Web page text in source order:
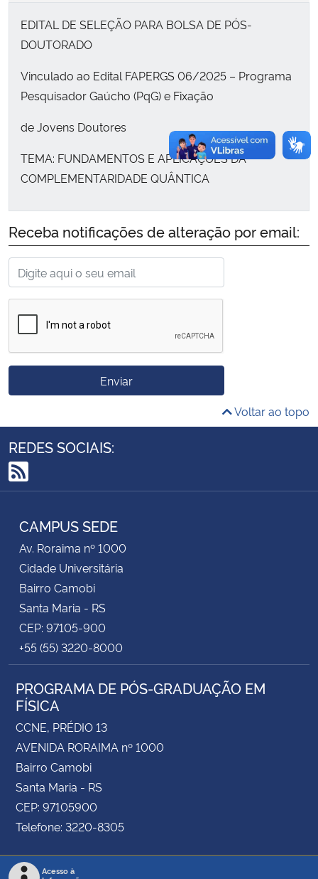
Gabinete de Segurança Institucional
Banco Central do Brasil
EDITAL DE SELEÇÃO PARA BOLSA DE PÓS-
DOUTORADO
Vinculado ao Edital FAPERGS 06/2025 – Programa
Pesquisador Gaúcho (PqG) e Fixação
de Jovens Doutores
TEMA: FUNDAMENTOS E APLICAÇÕES DA
COMPLEMENTARIDADE QUÂNTICA
Receba notificações de alteração por email:
Enviar
Voltar ao topo
REDES SOCIAIS:
RSS
CAMPUS SEDE
Av. Roraima nº 1000
Cidade Universitária
Bairro Camobi
Santa Maria - RS
CEP: 97105-900
+55 (55) 3220-8000
PROGRAMA DE PÓS-GRADUAÇÃO EM
FÍSICA
CCNE, PRÉDIO 13
AVENIDA RORAIMA nº 1000
Bairro Camobi
Santa Maria - RS
CEP: 97105900
Telefone: 3220-8305
Acesso à